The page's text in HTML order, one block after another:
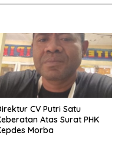
CV Putri Satu
Atas Surat PHK
Morba